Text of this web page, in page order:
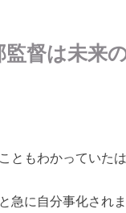
監督は未来
ともわかっていた
急に自分事化され